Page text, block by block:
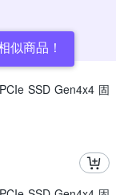
似商品！
SSD Gen4x4 固